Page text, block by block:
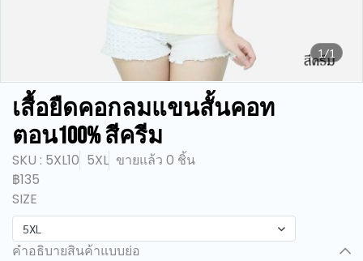
1/1
เสื้อยืดคอกลมแขนสั้นคอท
ตอน100% สีครีม
SKU : 5XL10 5XL ขายแล้ว 0 ชิ้น
฿135
SIZE
5XL
คำอธิบายสินค้าแบบย่อ